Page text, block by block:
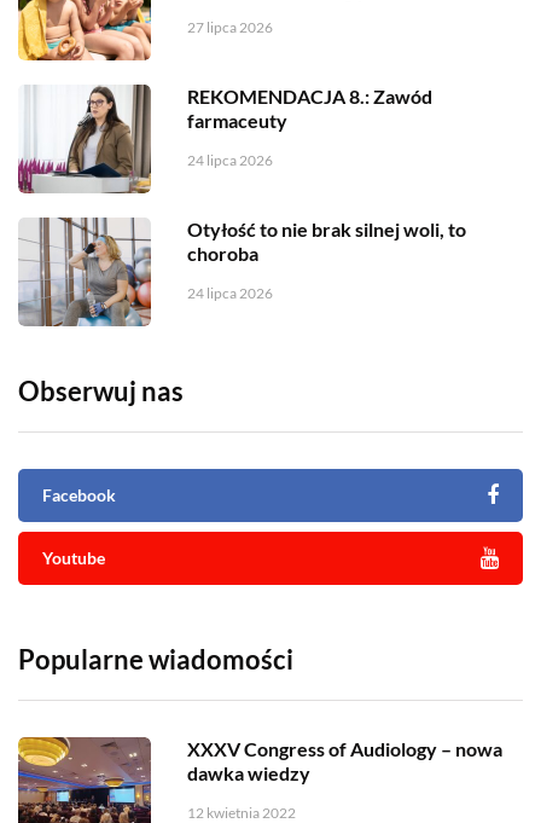
27 lipca 2026
REKOMENDACJA 8.: Zawód
farmaceuty
24 lipca 2026
Otyłość to nie brak silnej woli, to
choroba
24 lipca 2026
Obserwuj nas
Facebook
Youtube
Popularne wiadomości
XXXV Congress of Audiology – nowa
dawka wiedzy
12 kwietnia 2022